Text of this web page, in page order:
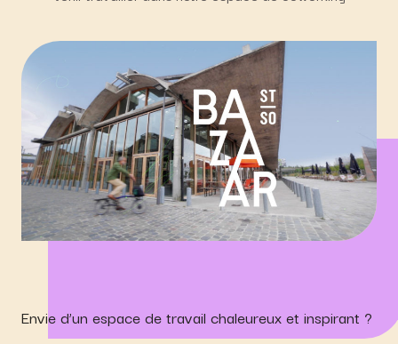
Envie d’un espace de travail chaleureux et inspirant ?